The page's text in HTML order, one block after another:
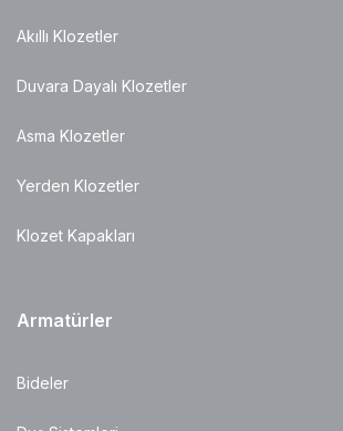
Akıllı Klozetler
Duvara Dayalı Klozetler
Asma Klozetler
Yerden Klozetler
Klozet Kapakları
Armatürler
Bideler